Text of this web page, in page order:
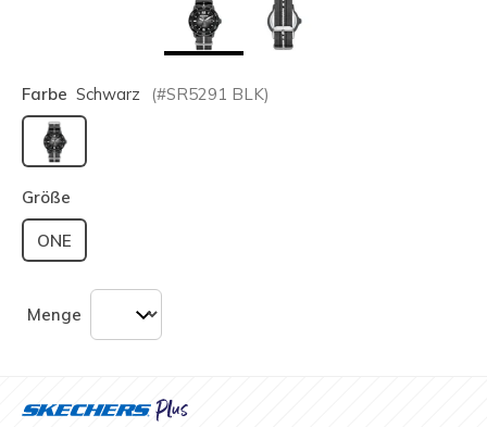
Farbe Schwarz (#SR5291 BLK)
ausgewählt
Größe
ONE
Menge